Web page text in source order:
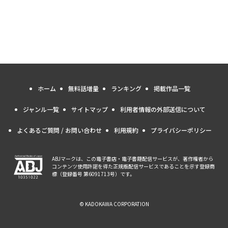
ホーム 無料話増量 ランキング 掲載作品一覧
ジャンル一覧 サイトマップ 利用者情報の外部送信について
よくあるご質問 / お問い合わせ 利用規約 プライバシーポリシー
ABJマークは、この電子書店・電子書籍配信サービスが、著作権者から
コンテンツ使用許諾を得た正規版配信サービスであることを示す登録商
標（登録番号 第6091713号）です。
© KADOKAWA CORPORATION